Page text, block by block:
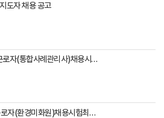
도자 채용 공고
2023년제2회 완주군공무직근로자(통합사례관리사)채용시험최종합격자발표및임용후보자등록요령공고
2023년제1회완주군공무직근로자(환경미화원)채용시험최종합격자발표및임용후보자등록요령공고